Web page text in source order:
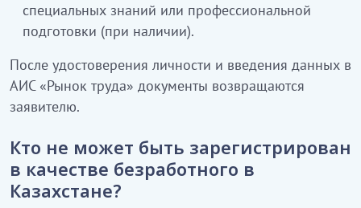
специальных знаний или профессиональной
подготовки (при наличии).
После удостоверения личности и введения данных в
АИС «Рынок труда» документы возвращаются
заявителю.
Кто не может быть зарегистрирован
в качестве безработного в
Казахстане?